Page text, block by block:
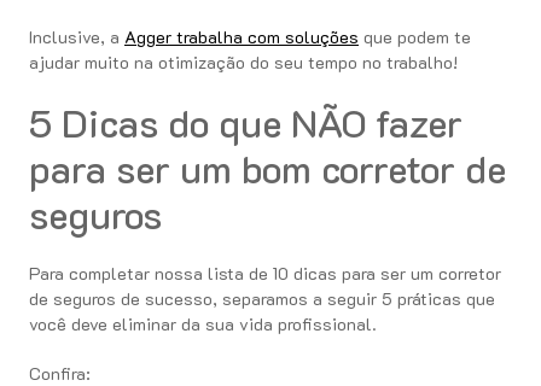
Inclusive, a Agger trabalha com soluções que podem te
ajudar muito na otimização do seu tempo no trabalho!
5 Dicas do que NÃO fazer
para ser um bom corretor de
seguros
Para completar nossa lista de 10 dicas para ser um corretor
de seguros de sucesso, separamos a seguir 5 práticas que
você deve eliminar da sua vida profissional.
Confira: